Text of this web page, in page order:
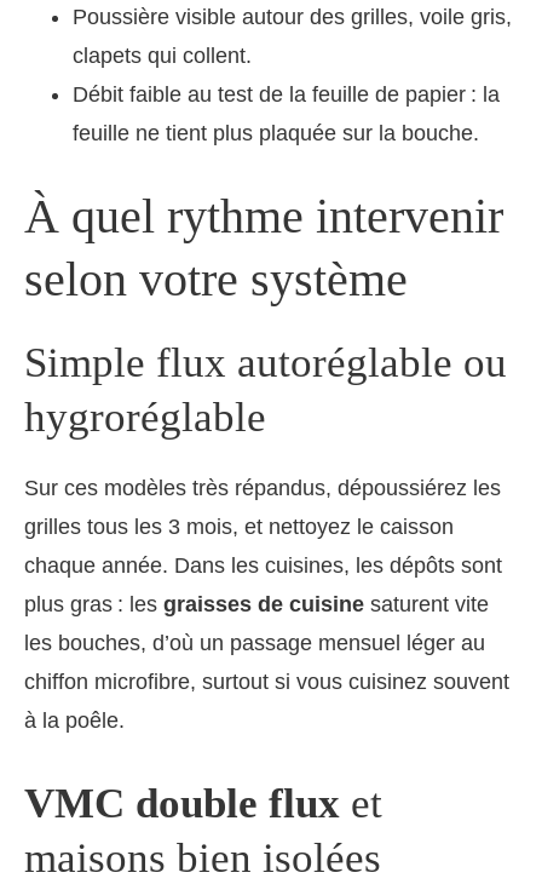
Poussière visible autour des grilles, voile gris,
clapets qui collent.
Débit faible au test de la feuille de papier : la
feuille ne tient plus plaquée sur la bouche.
À quel rythme intervenir
selon votre système
Simple flux autoréglable ou
hygroréglable
Sur ces modèles très répandus, dépoussiérez les
grilles tous les 3 mois, et nettoyez le caisson
chaque année. Dans les cuisines, les dépôts sont
plus gras : les graisses de cuisine saturent vite
les bouches, d’où un passage mensuel léger au
chiffon microfibre, surtout si vous cuisinez souvent
à la poêle.
VMC double flux et
maisons bien isolées